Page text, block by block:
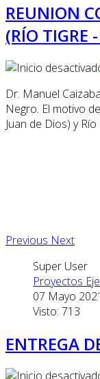
REUNION
(RÍO TIGRE
Dr. Manuel
Negro. El motivo
Juan de Dios) y
Previous Next
Super User
Proyectos
07 Mayo 2021
Visto: 713
ENTREGA